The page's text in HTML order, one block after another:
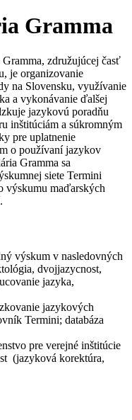
Gramma
združujúcej časť
je organizovanie
na Slovensku, využívanie
a vykonávanie ďalšej
jazykovú poradňu
inštitúciám a súkromným
pre uplatnenie
o používaní jazykov
Gramma sa
siete Termini
výskumu maďarských
výskum v nasledovných
dvojjazycnost,
jazyka,
jazykových
Termini; databáza
pre verejné inštitúcie
(jazyková korektúra,